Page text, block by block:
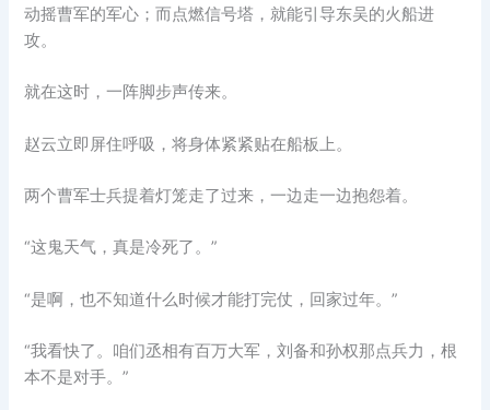
动摇曹军的军心；而点燃信号塔，就能引导东吴的火船进
攻。
就在这时，一阵脚步声传来。
赵云立即屏住呼吸，将身体紧紧贴在船板上。
两个曹军士兵提着灯笼走了过来，一边走一边抱怨着。
“这鬼天气，真是冷死了。”
“是啊，也不知道什么时候才能打完仗，回家过年。”
“我看快了。咱们丞相有百万大军，刘备和孙权那点兵力，根
本不是对手。”